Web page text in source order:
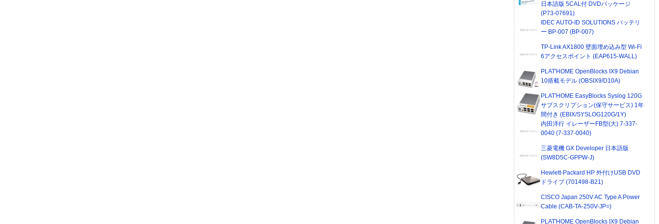
日本語版 5CAL付 DVDパッケージ
(P73-07691)
IDEC AUTO-ID SOLUTIONS バッテリ
ー BP-007 (BP-007)
TP-Link AX1800 壁面埋め込み型 Wi-Fi
6アクセスポイント (EAP615-WALL)
PLAT'HOME OpenBlocks IX9 Debian
10搭載モデル (OBSIX9/D10A)
PLAT'HOME EasyBlocks Syslog 120G
サブスクリプション(保守サービス) 1年
間付き (EBIX/SYSLOG120G/1Y)
内田洋行 イレーザーFB型(大) 7-337-
0040 (7-337-0040)
三菱電機 GX Developer 日本語版
(SW8D5C-GPPW-J)
Hewlett-Packard HP 外付けUSB DVD
ドライブ (701498-B21)
CISCO Japan 250V AC Type A Power
Cable (CAB-TA-250V-JP=)
PLAT'HOME OpenBlocks IX9 Debian